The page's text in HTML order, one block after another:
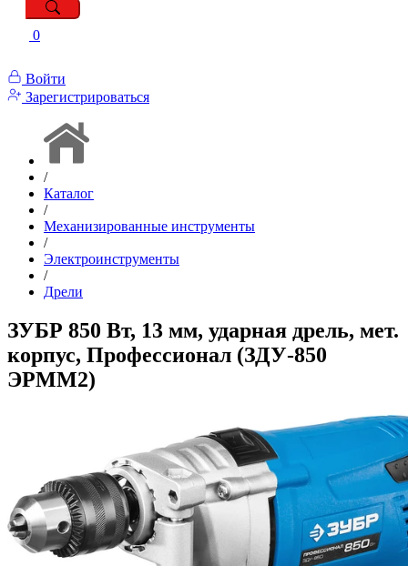
0
Войти
Зарегистрироваться
/
Каталог
/
Механизированные инструменты
/
Электроинструменты
/
Дрели
ЗУБР 850 Вт, 13 мм, ударная дрель, мет.
корпус, Профессионал (ЗДУ-850
ЭРММ2)